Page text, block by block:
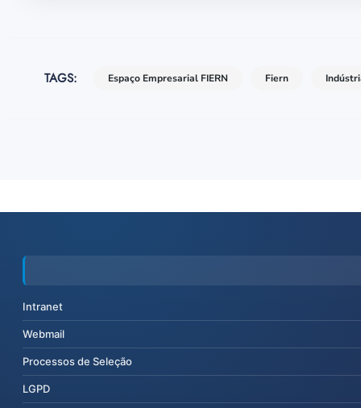
TAGS: Espaço Empresarial FIERN Fiern
Intranet
Webmail
Processos de Seleção
LGPD